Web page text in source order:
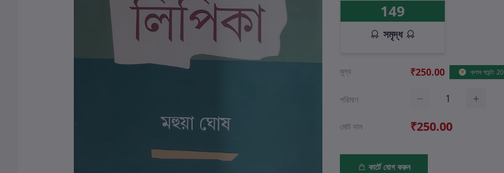
149
সমৃদ্ধ
মূল্য ₹250.00 ক্লাব পয়েন্ট: 20
পরিমাণ
মোট দাম ₹250.00
কার্টে যোগ করুন